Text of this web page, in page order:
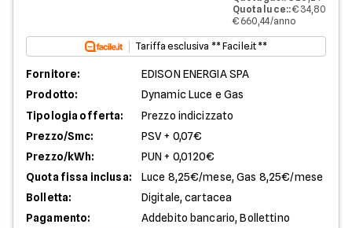
Quota luce::€ 34,80
€ 660,44/anno
Tariffa esclusiva ** Facile.it **
Fornitore:
EDISON ENERGIA SPA
Prodotto:
Dynamic Luce e Gas
Tipologia offerta:
Prezzo indicizzato
Prezzo/Smc:
PSV + 0,07€
Prezzo/kWh:
PUN + 0,0120€
Quota fissa inclusa:
Luce 8,25€/mese, Gas 8,25€/mese
Bolletta:
Digitale, cartacea
Pagamento:
Addebito bancario, Bollettino